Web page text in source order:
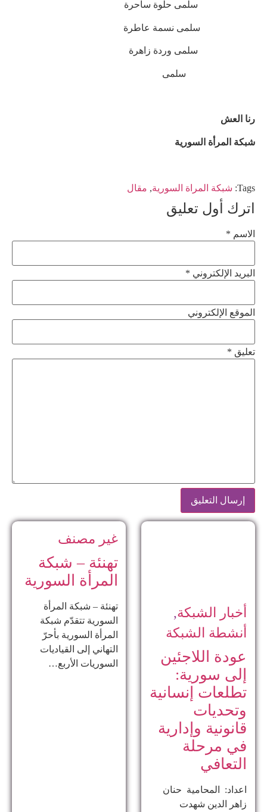
سلمى حلوة ساحرة
سلمى نسمة عاطرة
سلمى وردة زاهرة
سلمى
رنا العش
شبكة المرأة السورية
Tags: شبكة المراة السورية, مقال
اترك أول تعليق
الاسم *
البريد الإلكتروني *
الموقع الإلكتروني
تعليق *
أخبار الشبكة,
أنشطة الشبكة
عودة اللاجئين
إلى سورية:
تطلعات إنسانية
وتحديات
قانونية وإدارية
في مرحلة
التعافي
اعداد: المحامية حنان
زاهر الدين ​شهدت
غير مصنف
تهنئة – شبكة
المرأة السورية
تهنئة – شبكة المرأة
السورية تتقدّم شبكة
المرأة السورية بأحرّ
التهاني إلى القياديات
السوريات الأربع…